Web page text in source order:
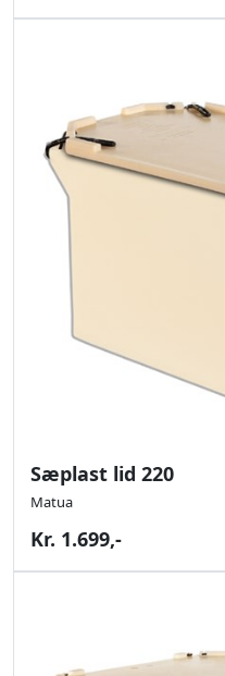
Sæplast lid 220
Matua
Kr. 1.699,-